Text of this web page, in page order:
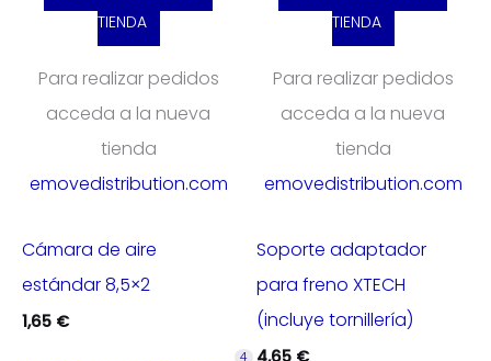
TIENDA
Para realizar pedidos
acceda a la nueva
tienda
emovedistribution.com
Cámara de aire
estándar 8,5×2
1,65 €
4
TIENDA
Para realizar pedidos
acceda a la nueva
tienda
emovedistribution.com
Soporte adaptador
para freno XTECH
(incluye tornillería)